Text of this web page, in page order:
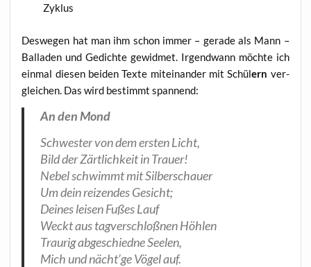
Zyklus
Des­we­gen hat man ihm schon immer – gera­de als Mann –
Bal­la­den und Gedich­te gewid­met. Irgend­wann möch­te ich
ein­mal die­sen bei­den Tex­te mit­ein­an­der mit Schülern ver­
glei­chen. Das wird bestimmt spannend:
An den Mond
Schwes­ter von dem ers­ten Licht,
Bild der Zärt­lich­keit in Trauer!
Nebel schwimmt mit Silberschauer
Um dein rei­zen­des Gesicht;
Dei­nes lei­sen Fußes Lauf
Weckt aus tag­ver­schloß­nen Höhlen
Trau­rig abge­schied­ne Seelen,
Mich und näch­t’­ge Vögel auf.